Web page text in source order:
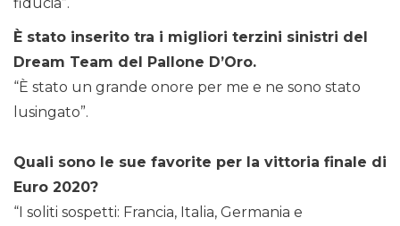
È stato inserito tra i migliori terzini sinistri del
Dream Team del Pallone D’Oro.
“È stato un grande onore per me e ne sono stato
lusingato”.
Quali sono le sue favorite per la vittoria finale di
Euro 2020?
“I soliti sospetti: Francia, Italia, Germania e